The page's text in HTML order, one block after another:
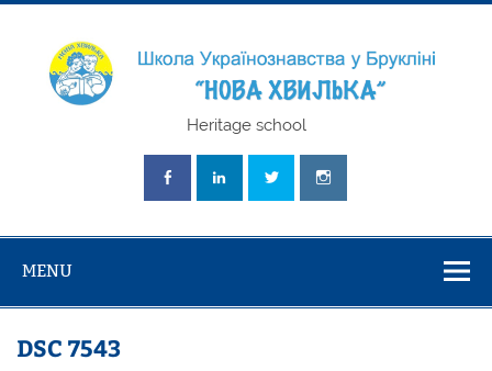
Skip
"Нова
Heritage school
MENU
DSC 7543